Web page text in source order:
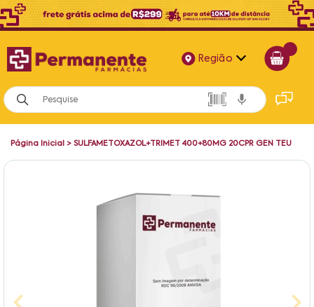
Região
Alagoas
Bahia
Página Inicial > SULFAMETOXAZOL+TRIMET 400+80MG 20CPR GEN TEU